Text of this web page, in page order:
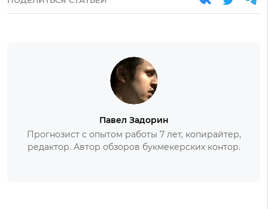
Павел Задорин
Прогнозист с опытом работы 7 лет, копирайтер,
редактор. Автор обзоров букмекерских контор.